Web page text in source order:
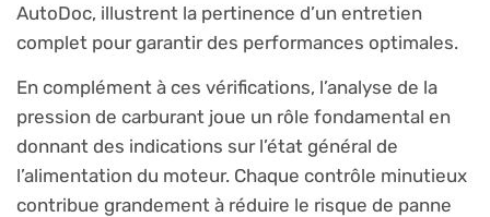
AutoDoc, illustrent la pertinence d’un entretien
complet pour garantir des performances optimales.
En complément à ces vérifications, l’analyse de la
pression de carburant joue un rôle fondamental en
donnant des indications sur l’état général de
l’alimentation du moteur. Chaque contrôle minutieux
contribue grandement à réduire le risque de panne